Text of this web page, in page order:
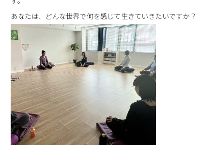
あなたは、どんな世界で何を感じて生きていきたいですか？